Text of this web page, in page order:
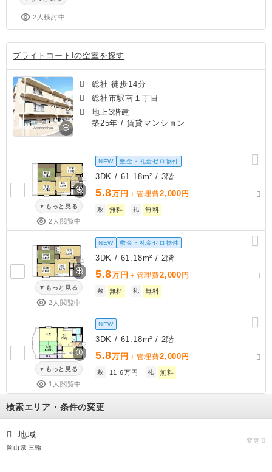
2人検討中
ブライトコートIの空室を探す
総社 徒歩14分
総社市駅南１丁目
地上3階建
築25年 / 賃貸マンション
もっと見る
2人閲覧中
NEW 敷金・礼金ゼロ物件
3DK / 61.18m² / 3階
5.8万円 ＋管理費2,000 円
敷 無料 礼 無料
もっと見る
2人閲覧中
NEW 敷金・礼金ゼロ物件
3DK / 61.18m² / 2階
5.8万円 ＋管理費2,000 円
敷 無料 礼 無料
もっと見る
1人閲覧中
NEW
3DK / 61.18m² / 2階
5.8万円 ＋管理費2,000 円
敷 11.6万円 礼 無料
検索エリア・条件の変更
地域
岡山県 三輪
変更